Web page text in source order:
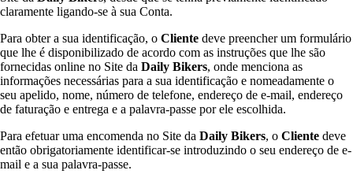
claramente ligando-se à sua Conta.
Para obter a sua identificação, o Cliente deve preencher um formulário
que lhe é disponibilizado de acordo com as instruções que lhe são
fornecidas online no Site da Daily Bikers, onde menciona as
informações necessárias para a sua identificação e nomeadamente o
seu apelido, nome, número de telefone, endereço de e-mail, endereço
de faturação e entrega e a palavra-passe por ele escolhida.
Para efetuar uma encomenda no Site da Daily Bikers, o Cliente deve
então obrigatoriamente identificar-se introduzindo o seu endereço de e-
mail e a sua palavra-passe.